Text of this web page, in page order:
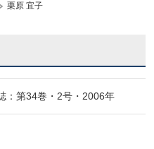
栗原 宜子
：第34巻・2号・2006年